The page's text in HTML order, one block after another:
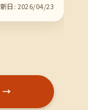
日: 2026/04/23
→